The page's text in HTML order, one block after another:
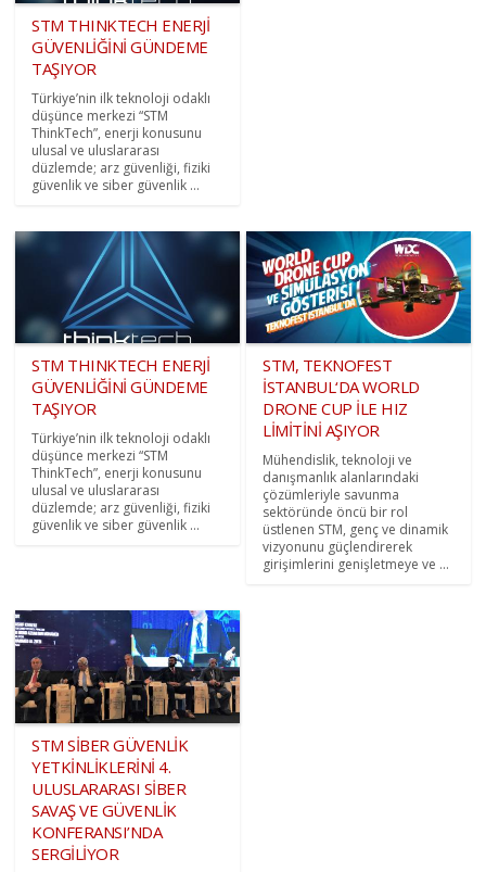
STM THINKTECH ENERJİ
GÜVENLİĞİNİ GÜNDEME
TAŞIYOR
Türkiye’nin ilk teknoloji odaklı
düşünce merkezi “STM
ThinkTech”, enerji konusunu
ulusal ve uluslararası
düzlemde; arz güvenliği, fiziki
güvenlik ve siber güvenlik ...
STM THINKTECH ENERJİ
GÜVENLİĞİNİ GÜNDEME
TAŞIYOR
Türkiye’nin ilk teknoloji odaklı
düşünce merkezi “STM
ThinkTech”, enerji konusunu
ulusal ve uluslararası
düzlemde; arz güvenliği, fiziki
güvenlik ve siber güvenlik ...
STM, TEKNOFEST
İSTANBUL‘DA WORLD
DRONE CUP İLE HIZ
LİMİTİNİ AŞIYOR
Mühendislik, teknoloji ve
danışmanlık alanlarındaki
çözümleriyle savunma
sektöründe öncü bir rol
üstlenen STM, genç ve dinamik
vizyonunu güçlendirerek
girişimlerini genişletmeye ve ...
STM SİBER GÜVENLİK
YETKİNLİKLERİNİ 4.
ULUSLARARASI SİBER
SAVAŞ VE GÜVENLİK
KONFERANSI’NDA
SERGİLİYOR